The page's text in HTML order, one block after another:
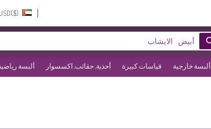
ألبسة خارجية قياسات كبيرة أحذية, حقائب, اكسسوار ألبسة